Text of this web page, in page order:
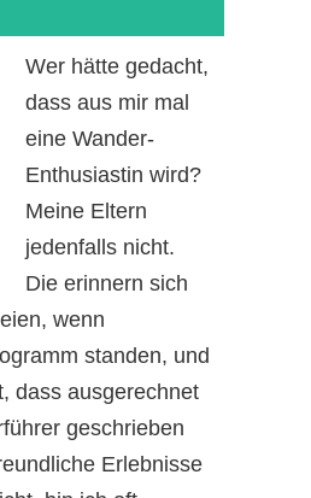
Wer hätte gedacht,
dass aus mir mal
eine Wander-
Enthusiastin wird?
Meine Eltern
jedenfalls nicht.
Die erinnern sich
wenn
standen, und
dass ausgerechnet
geschrieben
Erlebnisse